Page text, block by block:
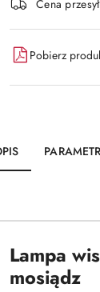
Cena
Pobierz
Lampa
mosiądz